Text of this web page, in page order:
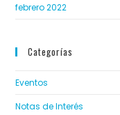
febrero 2022
Categorías
Eventos
Notas de Interés